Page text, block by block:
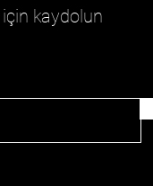
kaydolun